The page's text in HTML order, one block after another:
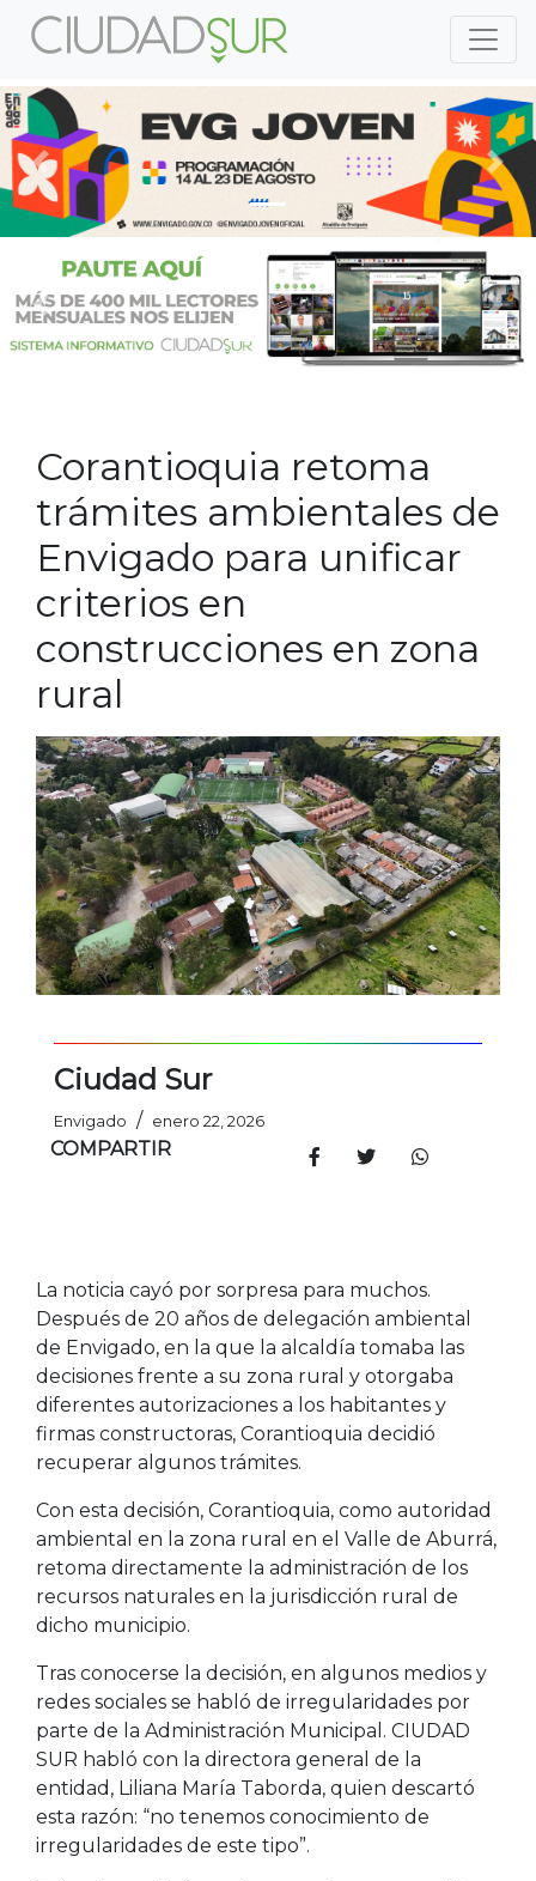
Previous
Previous
Corantioquia retoma
trámites ambientales de
Envigado para unificar
criterios en
construcciones en zona
rural
Ciudad Sur
Envigado / enero 22, 2026
COMPARTIR
La noticia cayó por sorpresa para muchos.
Después de 20 años de delegación ambiental
de Envigado, en la que la alcaldía tomaba las
decisiones frente a su zona rural y otorgaba
diferentes autorizaciones a los habitantes y
firmas constructoras, Corantioquia decidió
recuperar algunos trámites.
Con esta decisión, Corantioquia, como autoridad
ambiental en la zona rural en el Valle de Aburrá,
retoma directamente la administración de los
recursos naturales en la jurisdicción rural de
dicho municipio.
Tras conocerse la decisión, en algunos medios y
redes sociales se habló de irregularidades por
parte de la Administración Municipal. CIUDAD
SUR habló con la directora general de la
entidad, Liliana María Taborda, quien descartó
esta razón: “no tenemos conocimiento de
irregularidades de este tipo”.